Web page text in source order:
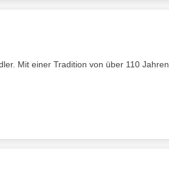
Mit einer Tradition von über 110 Jahren